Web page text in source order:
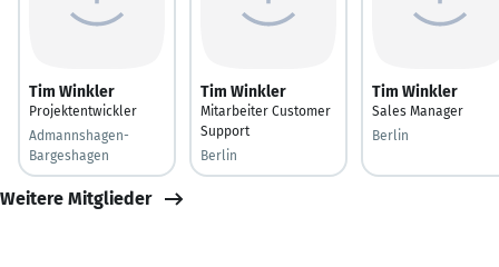
Tim Winkler
Projektentwickler
Admannshagen-
Bargeshagen
Tim Winkler
Mitarbeiter Customer
Support
Berlin
Tim Winkler
Sales Manager
Berlin
Weitere Mitglieder